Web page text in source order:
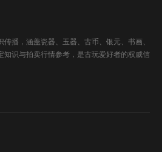
播，涵盖瓷器、玉器、古币、银元、书画、
知识与拍卖行情参考，是古玩爱好者的权威信